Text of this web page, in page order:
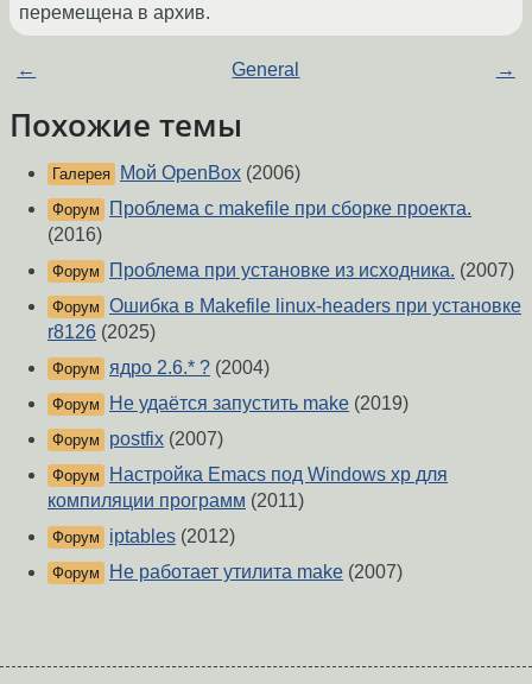
перемещена в архив.
← General →
Похожие темы
Галерея Мой OpenBox (2006)
Форум
Проблема с makefile при сборке проекта.
(2016)
Форум Проблема при установке из исходника. (2007)
Форум Ошибка в Makefile linux-headers при установке
r8126 (2025)
Форум ядро 2.6.* ? (2004)
Форум Не удаётся запустить make (2019)
Форум postfix (2007)
Форум
Настройка Emacs под Windows xp для
компиляции программ (2011)
Форум iptables (2012)
Форум Не работает утилита make (2007)